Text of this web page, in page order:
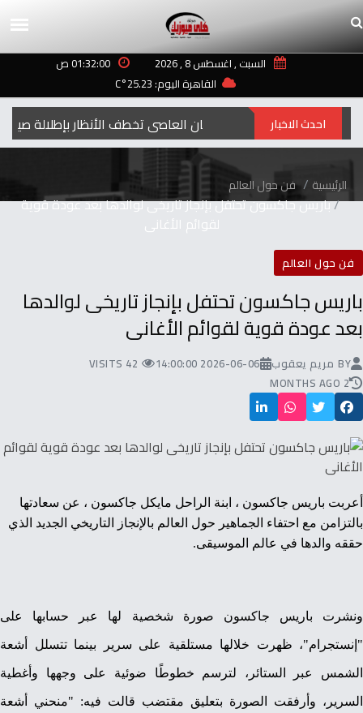
السبت , اغسطس 8 , 2026
01:32:00 ص
القاهرة اليوم: 25.23°C
إيمان العاصي تخطف الأنظار بإطلالة صيفية احدث الاخبار
الرئيسية فن حول العالم
باريس جاكسون تحتفل بإنجاز تاريخى لوالدها بعد عودة قوية
لقوائم الأغانى
فن حول العالم
باريس جاكسون تحتفل بإنجاز تاريخى لوالدها
بعد عودة قوية لقوائم الأغانى
BY مريم يعقوب 2026-06-06 14:00:00
42 VISITS
2 MONTHS AGO
أعربت باريس جاكسون ، ابنة الراحل مايكل جاكسون ، عن سعادتها
بالتزامن مع احتفاء الجماهير حول العالم بالإنجاز التاريخي الجديد الذي
حققه والدها في عالم الموسيقى.
ونشرت باريس جاكسون صورة شخصية لها عبر حسابها على
"إنستجرام"، ظهرت خلالها مستلقية على سرير بينما تتسلل أشعة
الشمس عبر الستائر، لترسم خطوطًا ضوئية على وجهها وأغطية
السرير، وأرفقت الصورة بتعليق مقتضب قالت فيه: "منحني أشعة